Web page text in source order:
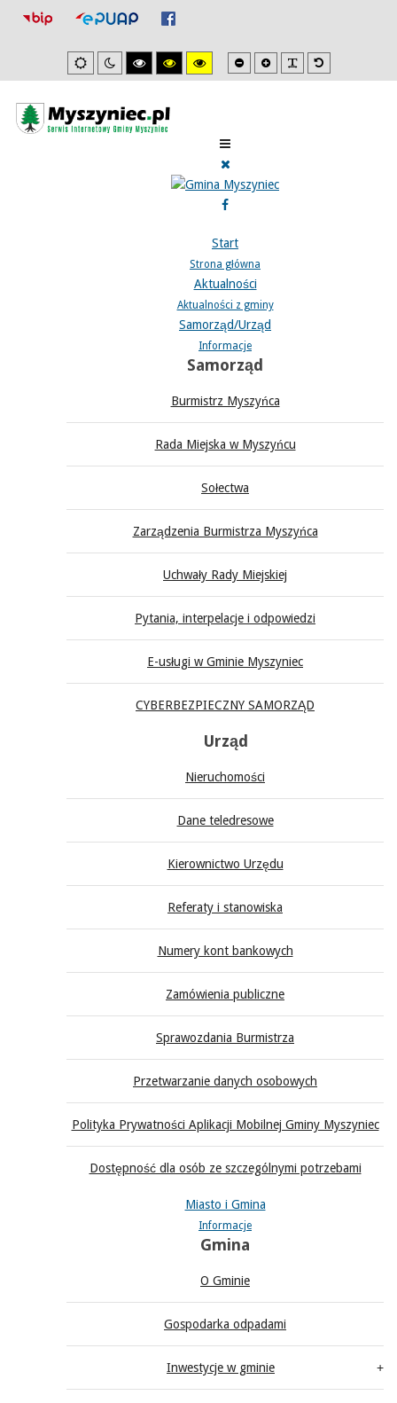
Ustawienia
domyslne
Tryb
nocny
Wysoki
kontrast
Wysoki
kontrast
Wysoki
kontrast
Mniejsza
czcionka
Zwiększona
czcionka
Domyślna
czcionka
Start
Strona główna
Aktualności
Aktualności z gminy
Samorząd/Urząd
Informacje
Samorząd
Burmistrz Myszyńca
Rada Miejska w Myszyńcu
Sołectwa
Zarządzenia Burmistrza Myszyńca
Uchwały Rady Miejskiej
Pytania, interpelacje i odpowiedzi
E-usługi w Gminie Myszyniec
CYBERBEZPIECZNY SAMORZĄD
Urząd
Nieruchomości
Dane teledresowe
Kierownictwo Urzędu
Referaty i stanowiska
Numery kont bankowych
Zamówienia publiczne
Sprawozdania Burmistrza
Przetwarzanie danych osobowych
Polityka Prywatności Aplikacji Mobilnej Gminy Myszyniec
Dostępność dla osób ze szczególnymi potrzebami
Miasto i Gmina
Informacje
Gmina
O Gminie
Gospodarka odpadami
Inwestycje w gminie